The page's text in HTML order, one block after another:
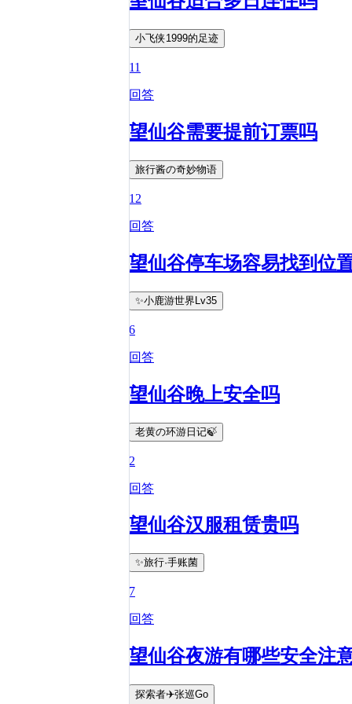
小飞侠1999的足迹
11
回答
望仙谷需要提前订票吗
旅行酱の奇妙物语
12
回答
望仙谷停车场容易找到位
✨小鹿游世界Lv35
6
回答
望仙谷晚上安全吗
老黄の环游日记🍃
2
回答
望仙谷汉服租赁贵吗
✨旅行·手账菌
7
回答
望仙谷夜游有哪些安全注
探索者✈️张巡Go